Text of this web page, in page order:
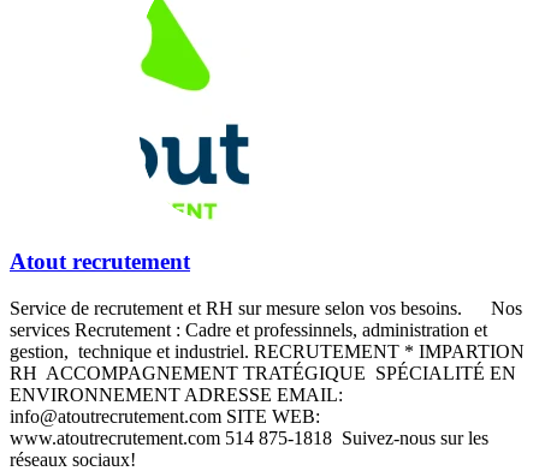
Atout recrutement
Service de recrutement et RH sur mesure selon vos besoins. Nos
services Recrutement : Cadre et professinnels, administration et
gestion, technique et industriel. RECRUTEMENT * IMPARTION
RH ACCOMPAGNEMENT TRATÉGIQUE SPÉCIALITÉ EN
ENVIRONNEMENT ADRESSE EMAIL:
info@atoutrecrutement.com SITE WEB:
www.atoutrecrutement.com 514 875-1818 Suivez-nous sur les
réseaux sociaux!